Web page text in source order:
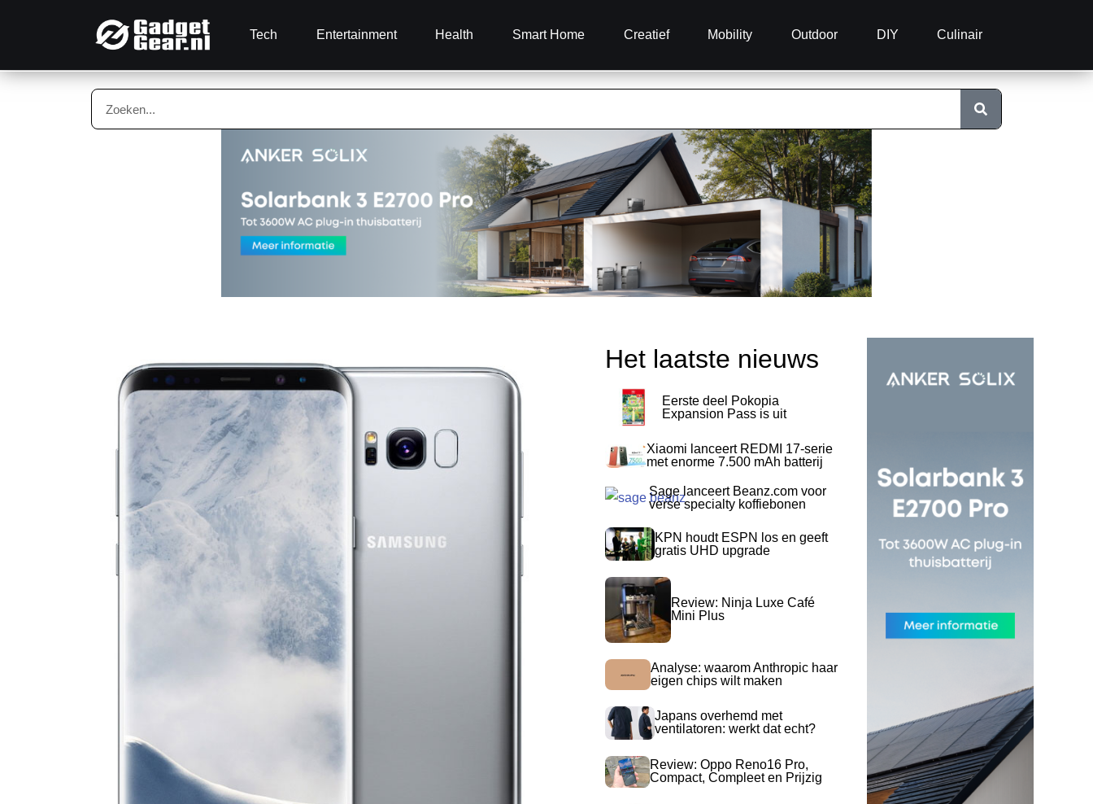
Tech Entertainment Health Smart Home Creatief Mobility Outdoor DIY Culinair
Het laatste nieuws
Eerste deel Pokopia
Expansion Pass is uit
Xiaomi lanceert REDMI 17-serie
met enorme 7.500 mAh batterij
Sage lanceert Beanz.com voor
verse specialty koffiebonen
KPN houdt ESPN los en geeft
gratis UHD upgrade
Review: Ninja Luxe Café
Mini Plus
Analyse: waarom Anthropic haar
eigen chips wilt maken
Japans overhemd met
ventilatoren: werkt dat echt?
Review: Oppo Reno16 Pro,
Compact, Compleet en Prijzig